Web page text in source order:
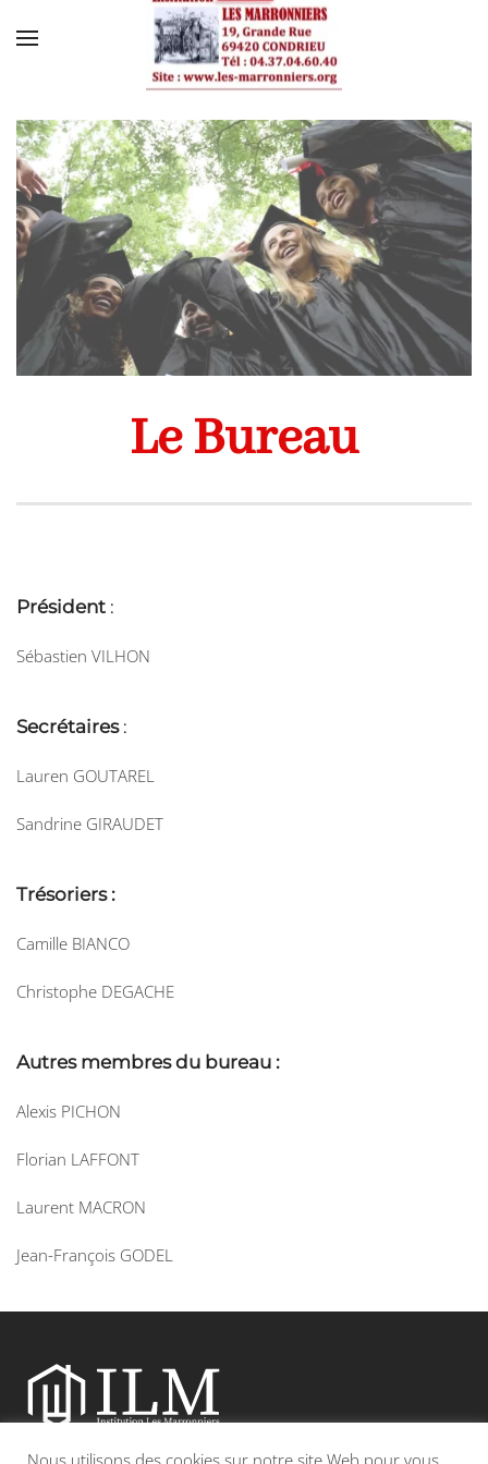
Skip to main content
Le Bureau
Président :
Sébastien VILHON
Secrétaires:
Lauren GOUTAREL
Sandrine GIRAUDET
Trésoriers :
Camille BIANCO
Christophe DEGACHE
Autres membres du bureau :
Alexis PICHON
Florian LAFFONT
Laurent MACRON
Jean-François GODEL
Nous utilisons des cookies sur notre site Web pour vous